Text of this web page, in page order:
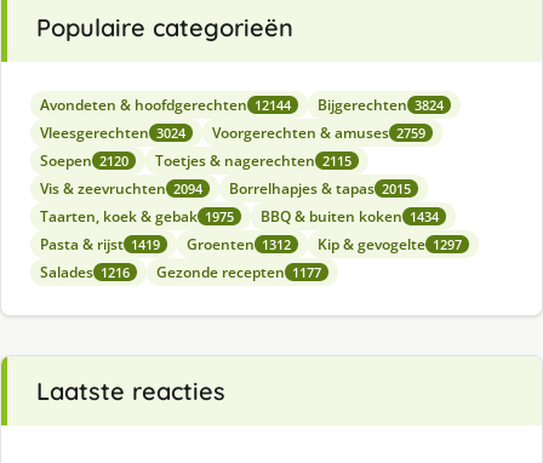
Populaire categorieën
Avondeten & hoofdgerechten 12144 Bijgerechten 3824
Vleesgerechten 3024 Voorgerechten & amuses 2759
Soepen 2120 Toetjes & nagerechten 2115
Vis & zeevruchten 2094 Borrelhapjes & tapas 2015
Taarten, koek & gebak 1975 BBQ & buiten koken 1434
Pasta & rijst 1419 Groenten 1312 Kip & gevogelte 1297
Salades 1216 Gezonde recepten 1177
Laatste reacties